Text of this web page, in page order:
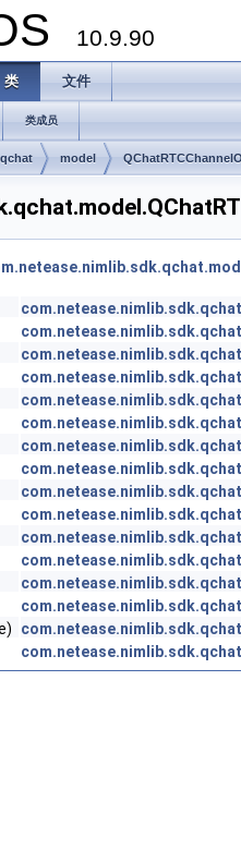
10.9.90
类 文件
类成员
qchat model